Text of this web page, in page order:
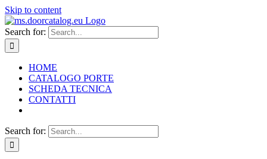
Skip to content
Search for:
HOME
CATALOGO PORTE
SCHEDA TECNICA
CONTATTI
Search for: